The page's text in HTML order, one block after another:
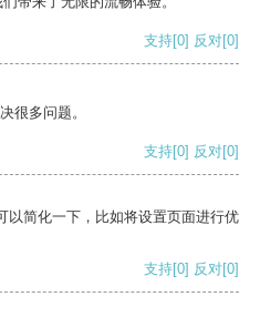
支持[0] 反对[0]
很多问题。
支持[0] 反对[0]
以简化一下，比如将设置页面进行优
支持[0] 反对[0]